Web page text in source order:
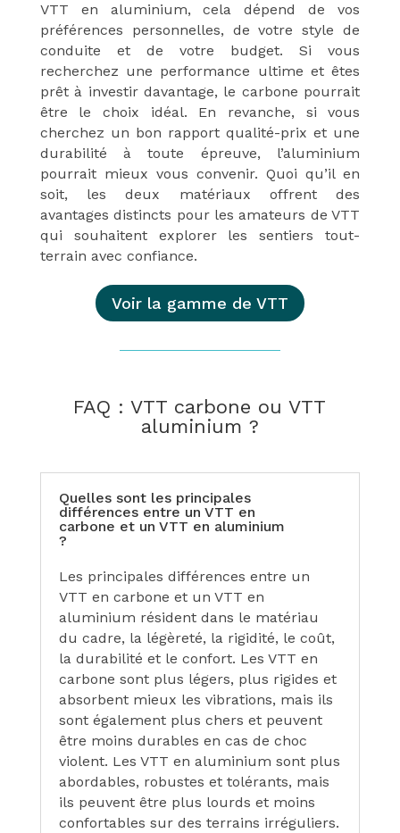
VTT en aluminium, cela dépend de vos
préférences personnelles, de votre style de
conduite et de votre budget. Si vous
recherchez une performance ultime et êtes
prêt à investir davantage, le carbone pourrait
être le choix idéal. En revanche, si vous
cherchez un bon rapport qualité-prix et une
durabilité à toute épreuve, l’aluminium
pourrait mieux vous convenir. Quoi qu’il en
soit, les deux matériaux offrent des
avantages distincts pour les amateurs de VTT
qui souhaitent explorer les sentiers tout-
terrain avec confiance.
Voir la gamme de VTT
FAQ : VTT carbone ou VTT
aluminium ?
Quelles sont les principales
différences entre un VTT en
carbone et un VTT en aluminium
?
Les principales différences entre un
VTT en carbone et un VTT en
aluminium résident dans le matériau
du cadre, la légèreté, la rigidité, le coût,
la durabilité et le confort. Les VTT en
carbone sont plus légers, plus rigides et
absorbent mieux les vibrations, mais ils
sont également plus chers et peuvent
être moins durables en cas de choc
violent. Les VTT en aluminium sont plus
abordables, robustes et tolérants, mais
ils peuvent être plus lourds et moins
confortables sur des terrains irréguliers.